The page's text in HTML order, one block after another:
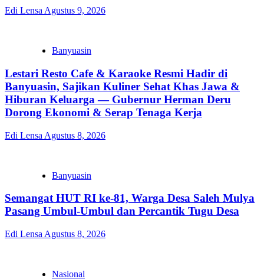
Edi Lensa Agustus 9, 2026
Banyuasin
Lestari Resto Cafe & Karaoke Resmi Hadir di
Banyuasin, Sajikan Kuliner Sehat Khas Jawa &
Hiburan Keluarga — Gubernur Herman Deru
Dorong Ekonomi & Serap Tenaga Kerja
Edi Lensa Agustus 8, 2026
Banyuasin
Semangat HUT RI ke-81, Warga Desa Saleh Mulya
Pasang Umbul-Umbul dan Percantik Tugu Desa
Edi Lensa Agustus 8, 2026
Nasional